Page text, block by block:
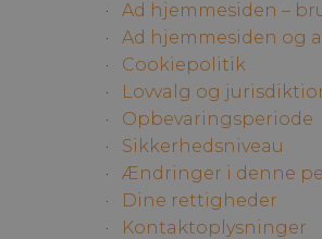
Ad hjemmesiden –
Ad hjemmesiden og
Cookiepolitik
Lovvalg og
Opbevaringsperiode
Sikkerhedsniveau
Ændringer i denne
Dine rettigheder
Kontaktoplysninger